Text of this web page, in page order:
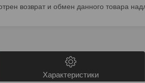
возврат и обмен данного товара
Характеристики